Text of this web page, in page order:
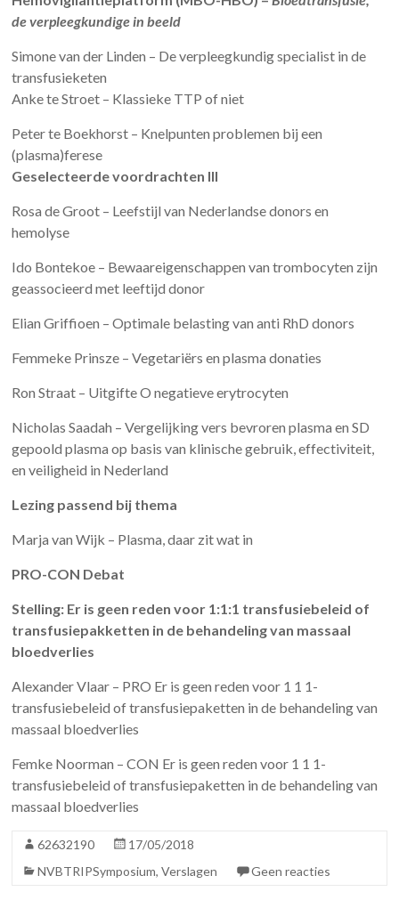
de verpleegkundige in beeld
Simone van der Linden – De verpleegkundig specialist in de
transfusieketen
Anke te Stroet – Klassieke TTP of niet
Peter te Boekhorst – Knelpunten problemen bij een
(plasma)ferese
Geselecteerde voordrachten III
Rosa de Groot – Leefstijl van Nederlandse donors en
hemolyse
Ido Bontekoe – Bewaareigenschappen van trombocyten zijn
geassocieerd met leeftijd donor
Elian Griffioen – Optimale belasting van anti RhD donors
Femmeke Prinsze – Vegetariërs en plasma donaties
Ron Straat – Uitgifte O negatieve erytrocyten
Nicholas Saadah – Vergelijking vers bevroren plasma en SD
gepoold plasma op basis van klinische gebruik, effectiviteit,
en veiligheid in Nederland
Lezing passend bij thema
Marja van Wijk – Plasma, daar zit wat in
PRO-CON Debat
Stelling: Er is geen reden voor 1:1:1 transfusiebeleid of
transfusiepakketten in de behandeling van massaal
bloedverlies
Alexander Vlaar – PRO Er is geen reden voor 1 1 1-
transfusiebeleid of transfusiepaketten in de behandeling van
massaal bloedverlies
Femke Noorman – CON Er is geen reden voor 1 1 1-
transfusiebeleid of transfusiepaketten in de behandeling van
massaal bloedverlies
62632190
17/05/2018
NVBTRIPSymposium,Verslagen Geen reacties